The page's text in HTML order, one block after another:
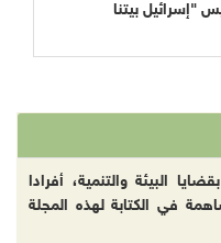
البيئة والتنمية، أفرادا
في الكتابة لهذه المجلة